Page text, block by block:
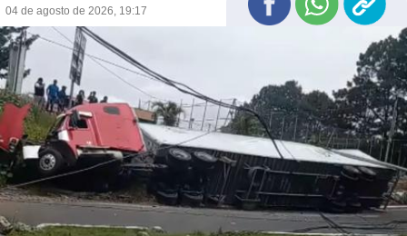
04 de agosto de 2026, 19:17